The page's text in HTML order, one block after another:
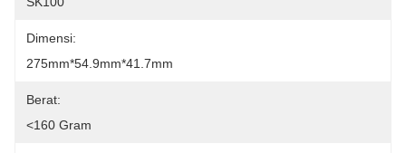
Dimensi:
275mm*54.9mm*41.7mm
Berat:
<160 Gram